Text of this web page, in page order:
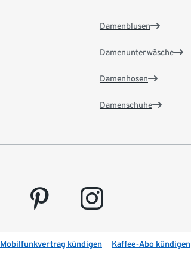
Damenblusen
Damenunterwäsche
Damenhosen
Damenschuhe
pinterest instagram
Mobilfunkvertrag kündigen Kaffee-Abo kündigen